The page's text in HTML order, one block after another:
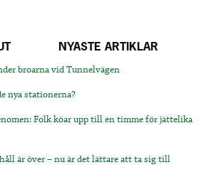
NYASTE ARTIKLAR
broarna vid Tunnelvägen
nya stationerna?
Folk köar upp till en timme för jättelika
är över – nu är det lättare att ta sig till